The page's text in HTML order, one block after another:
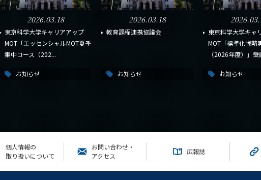
2026.03.18
東京科学大学キャリアアップ
MOT「エッセンシャルMOT夏季
集中コース（202...
お知らせ
2026.03.18
教育課程連携協議会
お知らせ
東京科学大学キャ
MOT「標準化戦略
（2026年度）」受
お知らせ
個人情報の
取り扱いについて
お問い合わせ・
アクセス
広報誌